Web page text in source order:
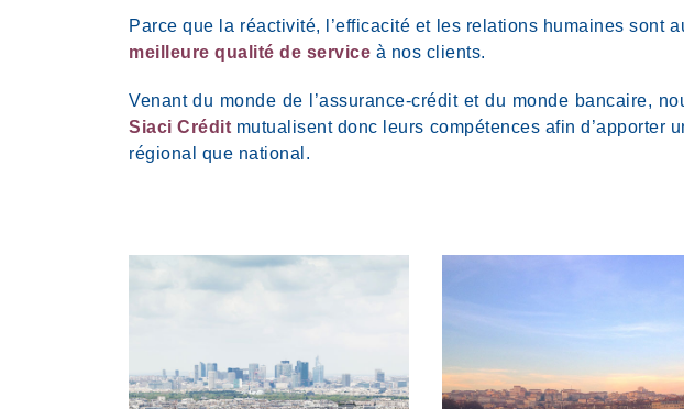
Parce que la réactivité, l’efficacité et les relations humaines
meilleure qualité de service à nos clients.
Venant du monde de l’assurance-crédit et du monde bancaire,
Siaci Crédit mutualisent donc leurs compétences afin d’apporter
régional que national.